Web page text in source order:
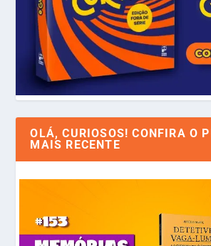
OLÁ, CURIOSOS! CONFIRA O
MAIS RECENTE